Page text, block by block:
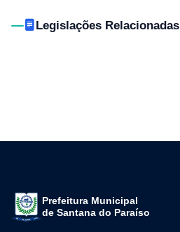
Legislações Relacionadas
Prefeitura Municipal
de Santana do Paraíso